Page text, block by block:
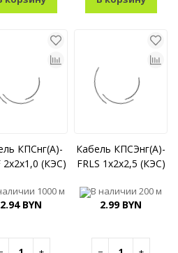
КПСнг(A)-
2x2x1,0 (КЭС)
1000 м
2.94 BYN
Кабель КПСЭнг(A)-
FRLS 1x2x2,5 (КЭС)
В наличии200 м
2.99 BYN